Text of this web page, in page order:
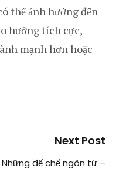
thể ảnh hưởng đến
hướng tích cực,
mạnh hơn hoặc
Next Post
Những đế chế ngôn từ –